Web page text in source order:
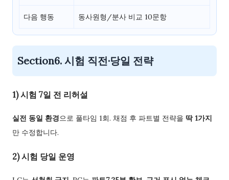
다음 행동 동사원형/분사 비교 10문항
Section6. 시험 직전·당일 전략
1) 시험 7일 전 리허설
실전 동일 환경으로 풀타임 1회. 채점 후 파트별 전략을 딱 1가지
만 수정합니다.
2) 시험 당일 운영